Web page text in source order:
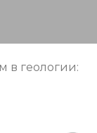
в геологии: